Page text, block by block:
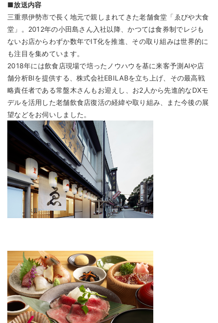
■放送内容
三重県伊勢市で長く地元で親しまれてきた老舗食堂「ゑびや大食
堂」。2012年の小田島さん入社以降、かつては食券制でレジも
ないお店からわずか数年でIT化を推進、その取り組みは世界的に
も注目を集めています。
2018年には飲食店現場で培ったノウハウを基に来客予測AIや店
舗分析BIを提供する、株式会社EBILABを立ち上げ、その最高戦
略責任者である常盤木さんもお迎えし、お2人から先進的なDXモ
デルを活用した老舗飲食店復活の経緯や取り組み、また今後の展
望などをお伺いしました。